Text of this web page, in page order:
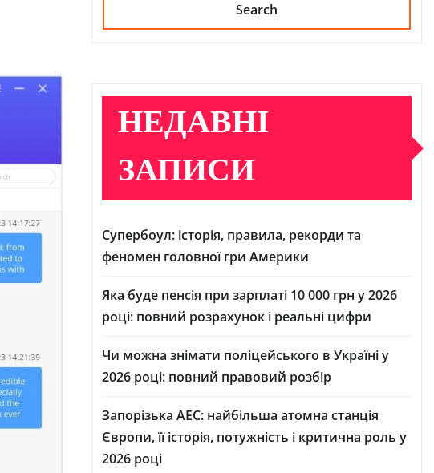
Search
НЕДАВНІ
ЗАПИСИ
Супербоул: історія, правила, рекорди та
феномен головної гри Америки
Яка буде пенсія при зарплаті 10 000 грн у 2026
році: повний розрахунок і реальні цифри
Чи можна знімати поліцейського в Україні у
2026 році: повний правовий розбір
Запорізька АЕС: найбільша атомна станція
Європи, її історія, потужність і критична роль у
2026 році